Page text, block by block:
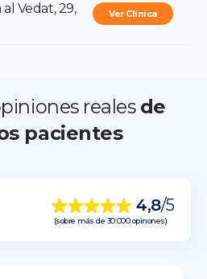
Vedat, 29,
Ver Clínica
reales de
pacientes
4,8/5
(sobre más de 30.000 opinones)